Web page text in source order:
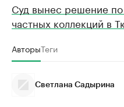
Суд вынес решение по
частных коллекций в
АвторыТеги
Светлана Садырина